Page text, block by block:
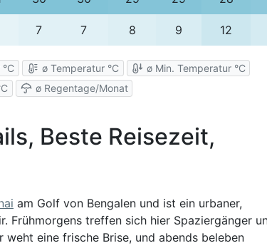
7 7 8 9 12
ø Temperatur °C
ø Min. Temperatur °C
ø Regentage/Monat
Beste Reisezeit,
am Golf von Bengalen und ist ein urbaner,
Frühmorgens treffen sich hier Spaziergänger
eine frische Brise, und abends beleben